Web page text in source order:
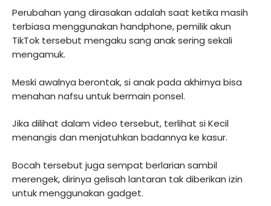
Perubahan yang dirasakan adalah saat ketika masih
terbiasa menggunakan handphone, pemilik akun
TikTok tersebut mengaku sang anak sering sekali
mengamuk.
Meski awalnya berontak, si anak pada akhirnya bisa
menahan nafsu untuk bermain ponsel.
Jika dilihat dalam video tersebut, terlihat si Kecil
menangis dan menjatuhkan badannya ke kasur.
Bocah tersebut juga sempat berlarian sambil
merengek, dirinya gelisah lantaran tak diberikan izin
untuk menggunakan gadget.